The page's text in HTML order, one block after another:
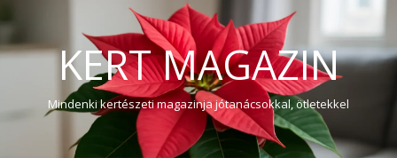
KERT MAGAZIN
Mindenki kertészeti magazinja jótanácsokkal, ötletekkel